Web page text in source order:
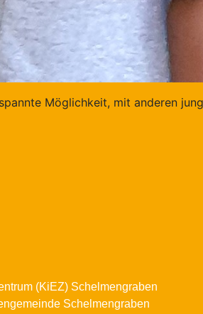
Möglichkeit, mit anderen
(KiEZ) Schelmengraben
Schelmengraben